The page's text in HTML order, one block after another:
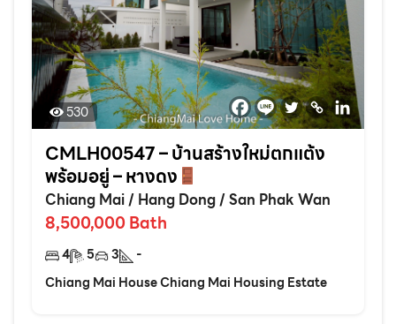
530
CMLH00547 – บ้านสร้างใหม่ตกแต้ง
พร้อมอยู่ – หางดง
Chiang Mai/ Hang Dong/San Phak Wan
8,500,000 Bath
4 5 3
-
Chiang Mai House Chiang Mai Housing Estate